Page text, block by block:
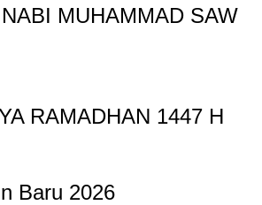
NABI MUHAMMAD SAW
RAMADHAN 1447 H
Baru 2026